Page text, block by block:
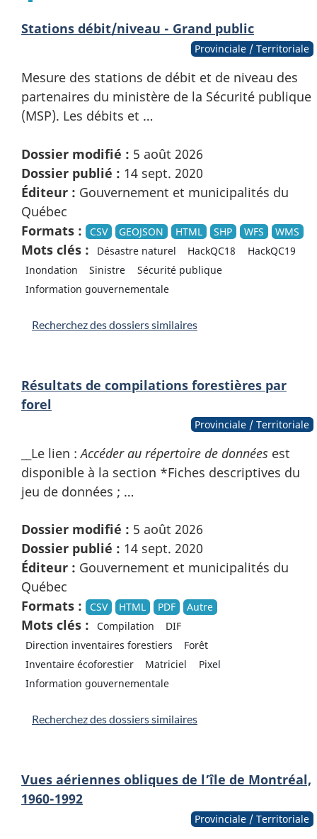
Stations débit/niveau - Grand public
Provinciale / Territoriale
Mesure des stations de débit et de niveau des
partenaires du ministère de la Sécurité publique
(MSP). Les débits et …
Dossier modifié : 5 août 2026
Dossier publié : 14 sept. 2020
Éditeur : Gouvernement et municipalités du
Québec
Formats :
CSV GEOJSON HTML SHP WFS WMS
Mots clés : Désastre naturel HackQC18
HackQC19
Inondation
Sinistre
Sécurité publique
Information gouvernementale
Recherchez des dossiers similaires
Résultats de compilations forestières par
forel
Provinciale / Territoriale
__Le lien :Accéder au répertoire de données est
disponible à la section *Fiches descriptives du
jeu de données ; …
Dossier modifié : 5 août 2026
Dossier publié : 14 sept. 2020
Éditeur : Gouvernement et municipalités du
Québec
Formats :
CSV HTML PDF Autre
Mots clés : Compilation
DIF
Direction inventaires forestiers
Forêt
Inventaire écoforestier
Matriciel
Pixel
Information gouvernementale
Recherchez des dossiers similaires
Vues aériennes obliques de l’île de Montréal,
1960-1992
Provinciale / Territoriale